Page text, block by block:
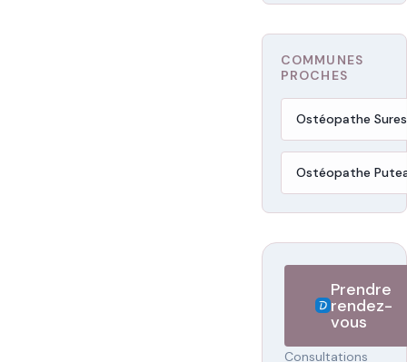
COMMUNES
PROCHES
Ostéopathe
Ostéopathe
Prendre
rendez-
vous
Consultations